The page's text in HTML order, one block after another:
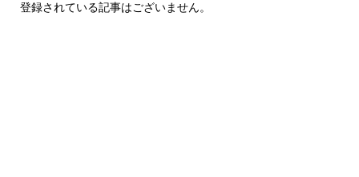
登録されている記事はございません。